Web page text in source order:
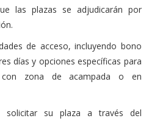
las plazas se adjudicarán por
de acceso, incluyendo bono
días y opciones específicas para
con zona de acampada o en
solicitar su plaza a través del